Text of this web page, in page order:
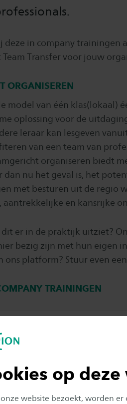
op
onze website bezoekt, worden er
deze in company
Team Transfer voor jouw
ORGANISEREN
model van één klas(lokaal)
oplossing voor de
leraar kan lesgeven
van een team van
organiseren biedt
dan nu het geval is, het
met besturen uit de regio
aantrekkelijke en kansrijke
er in de praktijk uitziet?
bezig zijn met hun eigen
ons platform? Stuur even
TRAININGEN
en Technologie en